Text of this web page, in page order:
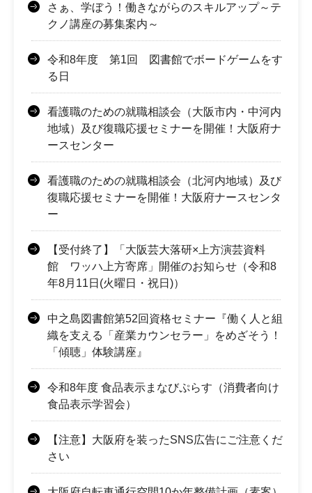
さぁ、学ぼう！働きながらのスキルアップ～テ
クノ講座の募集案内～
令和8年度 第1回 図書館でボードゲームをす
る日
看護職のための就職相談会（大阪市内・中河内
地域）及び復職応援セミナーを開催！大阪府ナ
ースセンター
看護職のための就職相談会（北河内地域）及び
復職応援セミナーを開催！大阪府ナースセンタ
ー
【受付終了】「大阪芸大落研×上方演芸資料
館 ワッハ上方寄席」開催のお知らせ（令和8
年8月11日(火曜日・祝日)）
中之島図書館第52回資格セミナー『働く人と組
織を支える「産業カウンセラー」をめざそう！
「傾聴」体験講座』
令和8年度 食品表示まなびぷらす（消費者向け
食品表示学習会）
【注意】大阪府を装ったSNS広告にご注意くだ
さい